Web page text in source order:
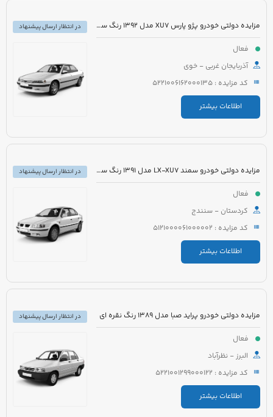
مزایده دولتی خودرو پژو پارس XU7 مدل 1392 رنگ سفید
فعال
آذربایجان غربی - خوی
کد مزایده : 5221006162000135
اطلاعات بیشتر
در انتظار ارسال پیشنهاد
مزایده دولتی خودرو سمند LX-XU7 مدل 1391 رنگ سفید
فعال
کردستان - سنندج
کد مزایده : 5121000061000002
اطلاعات بیشتر
در انتظار ارسال پیشنهاد
مزایده دولتی خودرو پراید صبا مدل 1389 رنگ نقره ای
فعال
البرز - نظرآباد
کد مزایده : 5221001299000122
اطلاعات بیشتر
در انتظار ارسال پیشنهاد